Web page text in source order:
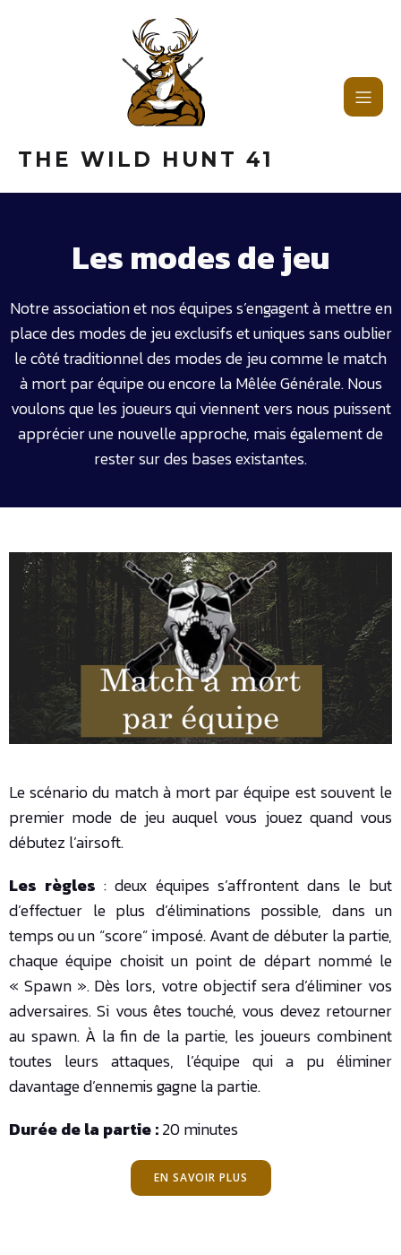
THE WILD HUNT 41
Les modes de jeu
Notre association et nos équipes s’engagent à mettre en
place des modes de jeu exclusifs et uniques sans oublier
le côté traditionnel des modes de jeu comme le match
à mort par équipe ou encore la Mêlée Générale. Nous
voulons que les joueurs qui viennent vers nous puissent
apprécier une nouvelle approche, mais également de
rester sur des bases existantes.
Le scénario du match à mort par équipe est souvent le
premier mode de jeu auquel vous jouez quand vous
débutez l’airsoft.
Les règles : deux équipes s’affrontent dans le but
d’effectuer le plus d’éliminations possible, dans un
temps ou un “score” imposé. Avant de débuter la partie,
chaque équipe choisit un point de départ nommé le
« Spawn ». Dès lors, votre objectif sera d’éliminer vos
adversaires. Si vous êtes touché, vous devez retourner
au spawn. À la fin de la partie, les joueurs combinent
toutes leurs attaques, l’équipe qui a pu éliminer
davantage d’ennemis gagne la partie.
Durée de la partie :20 minutes
EN SAVOIR PLUS